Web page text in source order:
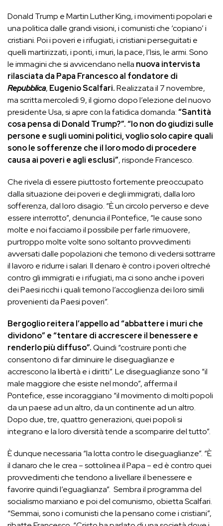
Donald Trump e Martin Luther King, i movimenti popolari e
una politica dalle grandi visioni, i comunisti che ‘copiano’ i
cristiani. Poi i poveri e i rifugiati, i cristiani perseguitati e
quelli martirizzati, i ponti, i muri, la pace, l’Isis, le armi.Sono
le immagini che si avvicendano nella nuova intervista
rilasciata da Papa Francesco al fondatore di
Repubblica, Eugenio Scalfari.Realizzata il 7 novembre,
ma scritta mercoledì 9, il giorno dopo l’elezione del nuovo
presidente Usa, si apre con la fatidica domanda:“Santità
cosa pensa di Donald Trump?”. “Io non do giudizi sulle
persone e sugli uomini politici, voglio solo capire quali
sono le sofferenze che il loro modo di procedere
causa ai poveri e agli esclusi”, risponde Francesco.
Che rivela di essere piuttosto fortemente preoccupato
dalla situazione dei poveri e degli immigrati, dalla loro
sofferenza, dal loro disagio. “È un circolo perverso e deve
essere interrotto”, denuncia il Pontefice, “le cause sono
molte e noi facciamo il possibile per farle rimuovere,
purtroppo molte volte sono soltanto provvedimenti
avversati dalle popolazioni che temono di vedersi sottrarre
il lavoro e ridurre i salari. Il denaro è contro i poveri oltreché
contro gli immigrati e i rifugiati, ma ci sono anche i poveri
dei Paesi ricchi i quali temono l’accoglienza dei loro simili
provenienti da Paesi poveri”.
Bergoglio reitera l’appello ad “abbattere i muri che
dividono” e “tentare di accrescere il benessere e
renderlo più diffuso”.Quindi “costruire ponti che
consentono di far diminuire le diseguaglianze e
accrescono la libertà e i diritti”. Le diseguaglianze sono “il
male maggiore che esiste nel mondo”, afferma il
Pontefice, esse incoraggiano “il movimento di molti popoli
da un paese ad un altro, da un continente ad un altro.
Dopo due, tre, quattro generazioni, quei popoli si
integrano e la loro diversità tende a scomparire del tutto”.
È dunque necessaria “la lotta contro le diseguaglianze”. “È
il danaro che le crea – sottolinea il Papa – ed è contro quei
provvedimenti che tendono a livellare il benessere e
favorire quindi l’eguaglianza”. Sembra il programma del
socialismo marxiano e poi del comunismo, obietta Scalfari.
“Semmai, sono i comunisti che la pensano come i cristiani”,